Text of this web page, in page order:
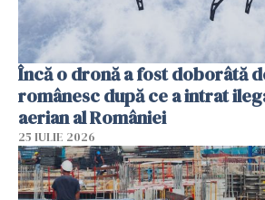
Încă o dronă a fost doborâtă
românesc după ce a intrat
aerian al României
25 IULIE 2026